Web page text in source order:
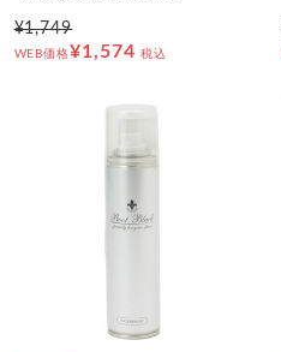
¥1,749
WEB価格¥1,574 税込